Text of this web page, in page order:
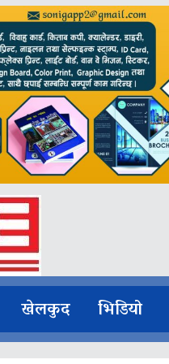
खेलकुद भिडियो